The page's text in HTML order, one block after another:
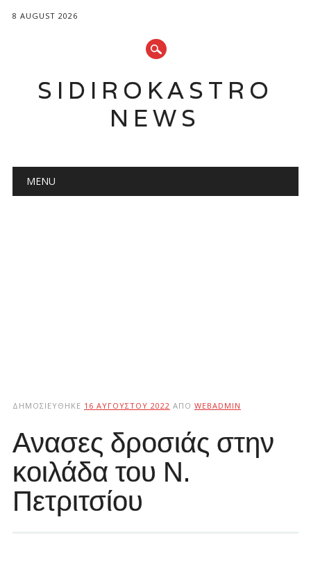
8 AUGUST 2026
SIDIROKASTRO
NEWS
Main menu
MENU
ΔΗΜΟΣΙΕΎΘΗΚΕ 16 ΑΥΓΟΎΣΤΟΥ 2022 ΑΠΌ WEBADMIN
Ανασες δροσιάς στην
κοιλάδα του Ν.
Πετριτσίου